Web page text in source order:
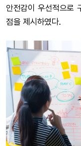
안전감이 우선적으로
점을 제시하였다.